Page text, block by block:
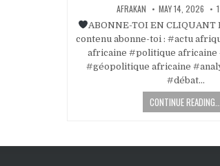
AFRAKAN MAY 14, 2026
ABONNE-TOI EN CLIQUANT
contenu abonne-toi : #actu
africaine #politique africaine
#géopolitique africaine
#débat…
CONTINUE READING...